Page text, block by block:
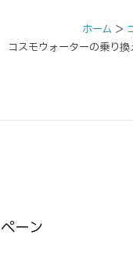
ホーム ＞
コスモウォーターの乗り
ーン